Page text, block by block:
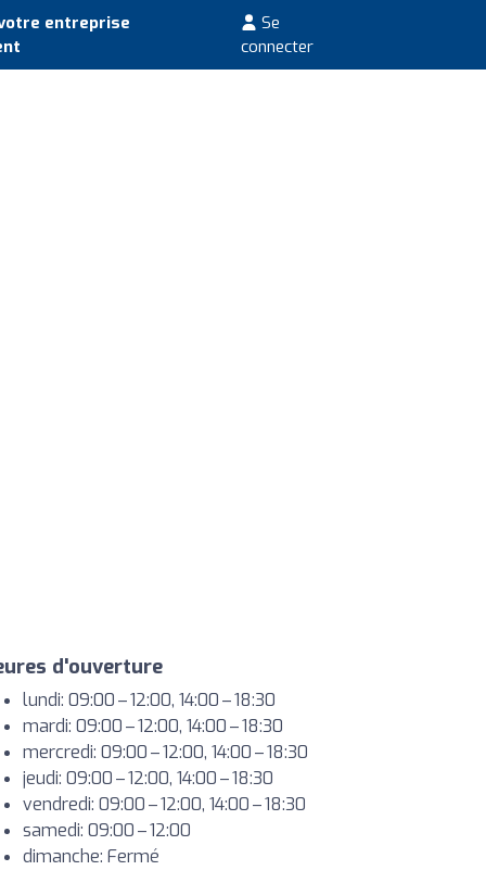
entreprise
Se
connecter
d'ouverture
lundi: 09:00 – 12:00, 14:00 – 18:30
mardi: 09:00 – 12:00, 14:00 – 18:30
mercredi: 09:00 – 12:00, 14:00 – 18:30
jeudi: 09:00 – 12:00, 14:00 – 18:30
vendredi: 09:00 – 12:00, 14:00 – 18:30
samedi: 09:00 – 12:00
dimanche: Fermé